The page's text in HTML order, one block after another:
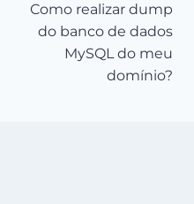
Como realizar dump
do banco de dados
MySQL do meu
domínio?